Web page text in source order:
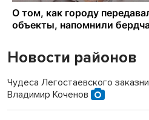
Новости районов
Чудеса Легостаевского
Владимир Коченов